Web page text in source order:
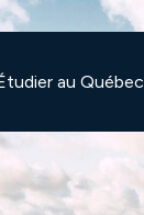
au Québec